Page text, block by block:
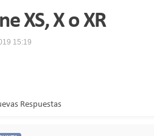
XS, X o XR
15:19
Respuestas